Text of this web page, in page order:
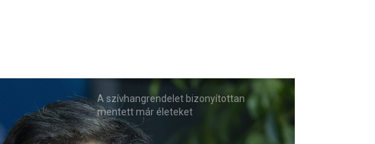
A szívhangrendelet bizonyítottan
mentett már életeket